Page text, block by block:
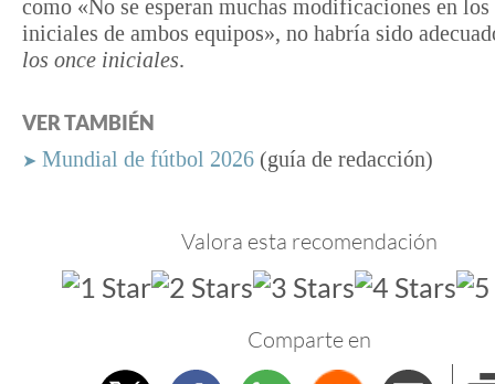
como «No se esperan muchas modificaciones en los
iniciales de ambos equipos», no habría sido
los once iniciales.
VER TAMBIÉN
➤ Mundial de fútbol 2026 (guía de redacción)
Valora esta recomendación
Comparte en